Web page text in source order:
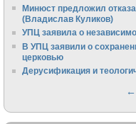
Минюст предложил
(Владислав Куликов)
УПЦ заявила о
В УПЦ заявили о
церковью
Дерусификация и
←